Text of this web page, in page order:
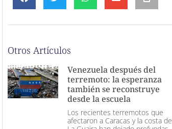
Otros Artículos
Venezuela después del
terremoto: la esperanza
también se reconstruye
desde la escuela
Los recientes terremotos que
afectaron a Caracas y la costa de